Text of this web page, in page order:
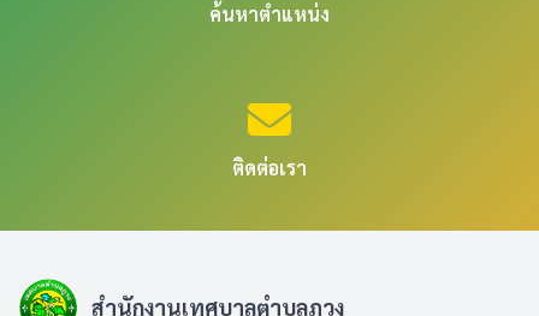
ค้นหาตำแหน่ง
ติดต่อเรา
สำนักงานเทศบาลตำบลภูวง